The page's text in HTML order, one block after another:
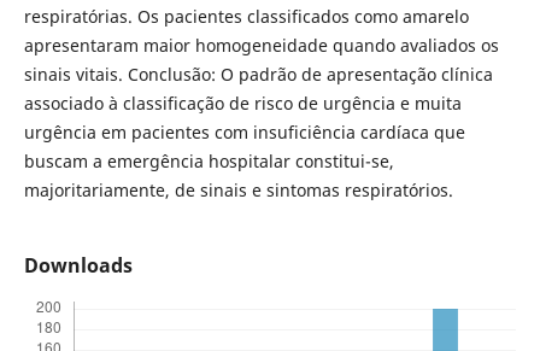
respiratórias. Os pacientes classificados como amarelo
apresentaram maior homogeneidade quando avaliados os
sinais vitais. Conclusão: O padrão de apresentação clínica
associado à classificação de risco de urgência e muita
urgência em pacientes com insuficiência cardíaca que
buscam a emergência hospitalar constitui-se,
majoritariamente, de sinais e sintomas respiratórios.
Downloads